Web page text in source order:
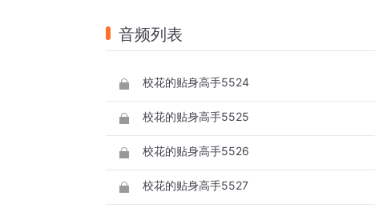
音频列表
校花的贴身高手5524
校花的贴身高手5525
校花的贴身高手5526
校花的贴身高手5527